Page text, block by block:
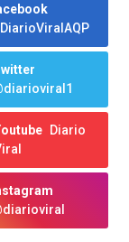
Diario